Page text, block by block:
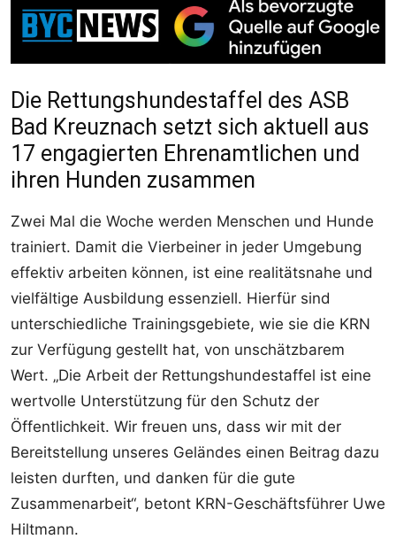
Die Rettungshundestaffel des ASB
Bad Kreuznach setzt sich aktuell aus
17 engagierten Ehrenamtlichen und
ihren Hunden zusammen
Zwei Mal die Woche werden Menschen und Hunde
trainiert. Damit die Vierbeiner in jeder Umgebung
effektiv arbeiten können, ist eine realitätsnahe und
vielfältige Ausbildung essenziell. Hierfür sind
unterschiedliche Trainingsgebiete, wie sie die KRN
zur Verfügung gestellt hat, von unschätzbarem
Wert. „Die Arbeit der Rettungshundestaffel ist eine
wertvolle Unterstützung für den Schutz der
Öffentlichkeit. Wir freuen uns, dass wir mit der
Bereitstellung unseres Geländes einen Beitrag dazu
leisten durften, und danken für die gute
Zusammenarbeit“, betont KRN-Geschäftsführer Uwe
Hiltmann.